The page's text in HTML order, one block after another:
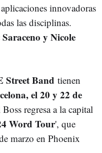
innovadoras
las disciplinas.
y Nicole
Street Band tienen
el 20 y 22 de
regresa a la capital
Word Tour', que
marzo en Phoenix